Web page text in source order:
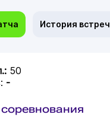
История встреч
50
-